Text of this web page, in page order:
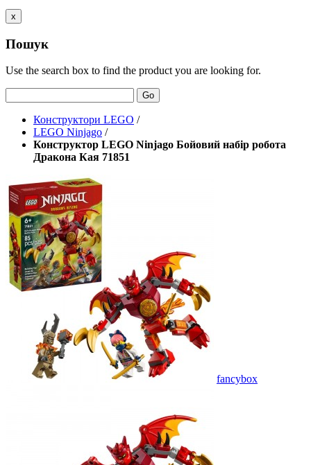
x
Пошук
Use the search box to find the product you are looking for.
Go
Конструктори LEGO /
LEGO Ninjago /
Конструктор LEGO Ninjago Бойовий набір робота
Дракона Кая 71851
fancybox